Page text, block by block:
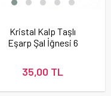
Kristal Kalp Taşlı
Eşarp Şal İğnesi 6
35,00 TL